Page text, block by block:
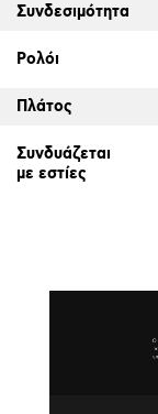
Συνδεσιμότητα
Ρολόι
Πλάτος
Συνδυάζεται
με εστίες